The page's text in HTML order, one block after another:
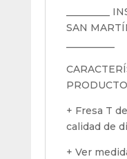
_________
SAN
PRODUCTO
+ Fresa T
calidad de
+ Ver